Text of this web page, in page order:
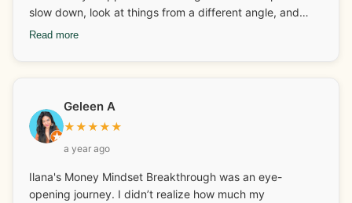
slow down, look at things from a different angle, and
reconnect with ideas I hadn’t thought about in a while. It
was helpful for me.
Read more
Geleen A
★★★★★
a year ago
Ilana's Money Mindset Breakthrough was an eye-
opening journey. I didn’t realize how much my